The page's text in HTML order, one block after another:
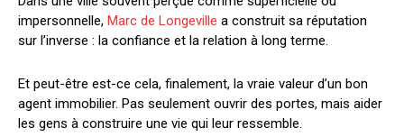
impersonnelle, Marc de Longeville a construit sa réputation
sur l’inverse : la confiance et la relation à long terme.
Et peut-être est-ce cela, finalement, la vraie valeur d’un bon
agent immobilier. Pas seulement ouvrir des portes, mais aider
les gens à construire une vie qui leur ressemble.